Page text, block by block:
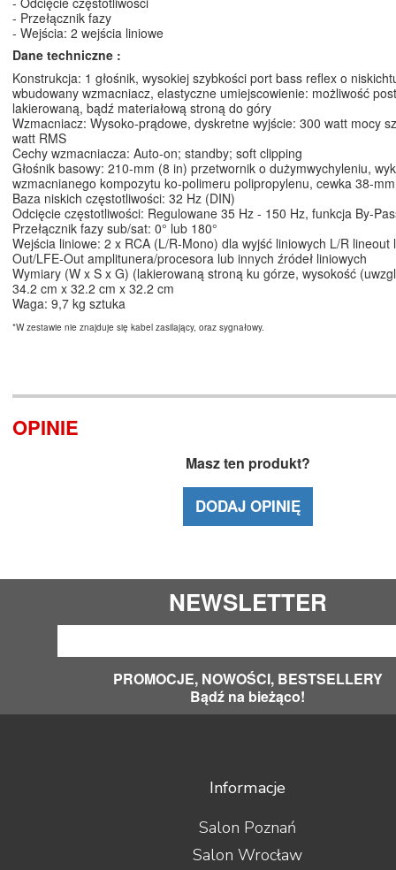
- Przełącznik fazy
- Wejścia: 2 wejścia liniowe
Dane techniczne :
Konstrukcja: 1 głośnik, wysokiej szybkości port bass reflex o
wbudowany wzmacniacz, elastyczne umiejscowienie: możliwość
lakierowaną, bądź materiałową stroną do góry
Wzmacniacz: Wysoko-prądowe, dyskretne wyjście: 300 watt mocy
watt RMS
Cechy wzmacniacza: Auto-on; standby; soft clipping
Głośnik basowy: 210-mm (8 in) przetwornik o dużymwychyleniu,
wzmacnianego kompozytu ko-polimeru polipropylenu, cewka 38-
Baza niskich częstotliwości: 32 Hz (DIN)
Odcięcie częstotliwości: Regulowane 35 Hz - 150 Hz, funkcja By-
Przełącznik fazy sub/sat: 0° lub 180°
Wejścia liniowe: 2 x RCA (L/R-Mono) dla wyjść liniowych L/R lineout
Out/LFE-Out amplitunera/procesora lub innych źródeł liniowych
Wymiary (W x S x G) (lakierowaną stroną ku górze, wysokość
34.2 cm x 32.2 cm x 32.2 cm
Waga: 9,7 kg sztuka
*W zestawie nie znajduje się kabel zasilający, oraz sygnałowy.
OPINIE
Masz ten produkt?
DODAJ OPINIĘ
NEWSLETTER
PROMOCJE, NOWOŚCI, BESTSELLERY
Bądź na bieżąco!
Informacje
Salon Poznań
Salon Wrocław